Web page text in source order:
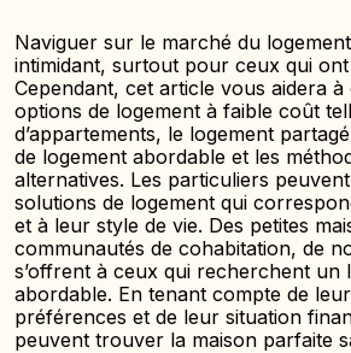
Naviguer sur le marché du
intimidant, surtout pour ceux qui
Cependant, cet article vous aidera
options de logement à faible coût
d’appartements, le logement
de logement abordable et les
alternatives. Les particuliers
solutions de logement qui
et à leur style de vie. Des petites
communautés de cohabitation, de
s’offrent à ceux qui recherchent un
abordable. En tenant compte de
préférences et de leur situation
peuvent trouver la maison parfaite